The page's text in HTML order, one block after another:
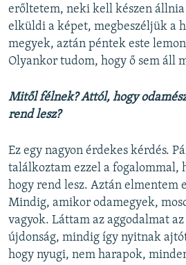
erőltetem, neki kell készen
elküldi a képet, megbeszéljük a
megyek, aztán péntek este
Olyankor tudom, hogy ő sem áll
Mitől félnek? Attól, hogy
rend lesz?
Ez egy nagyon érdekes kérdés.
találkoztam ezzel a fogalommal,
hogy rend lesz. Aztán elmentem
Mindig, amikor odamegyek,
vagyok. Láttam az aggodalmat
újdonság, mindig így nyitnak
hogy nyugi, nem harapok,